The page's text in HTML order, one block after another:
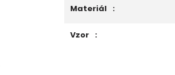
Materiál :
Vzor :